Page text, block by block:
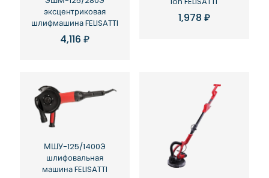
эксцентриковая
шлифмашина FELISATTI
4,116₽
1,978 ₽
МШУ-125/1400Э
шлифовальная
машина FELISATTI